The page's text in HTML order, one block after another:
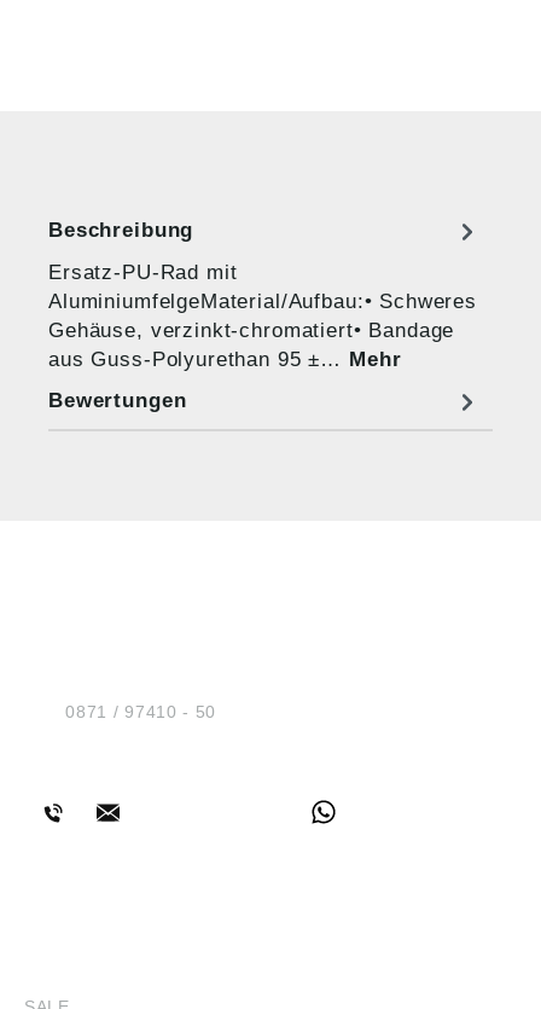
Beschreibung
Ersatz-PU-Rad mit
AluminiumfelgeMaterial/Aufbau:• Schweres
Gehäuse, verzinkt-chromatiert• Bandage
aus Guss-Polyurethan 95 ±… Mehr
Bewertungen
Tel.:0871 / 97410 - 50